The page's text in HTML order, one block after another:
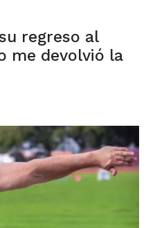
regreso al
me devolvió la